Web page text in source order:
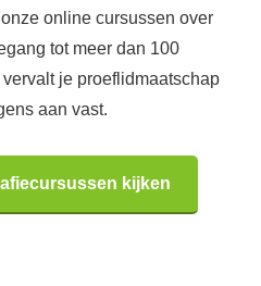
online cursussen over
tot meer dan 100
je proeflidmaatschap
aan vast.
kijken